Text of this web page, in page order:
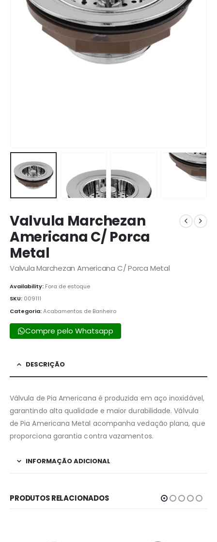
Valvula Marchezan
Americana C/ Porca
Metal
Valvula Marchezan Americana C/ Porca Metal
Availability: Fora de estoque
SKU: 009111
Categoria:Acabamentos de Banheiro
Compre pelo Whatsapp
DESCRIÇÃO
Válvula de Pia Americana é produzida em aço inoxidável,
garantindo alta qualidade e maior durabilidade. Válvula
de Pia Americana Metal acompanha vedação plana, que
proporciona garantia contra vazamentos.
INFORMAÇÃO ADICIONAL
PRODUTOS RELACIONADOS